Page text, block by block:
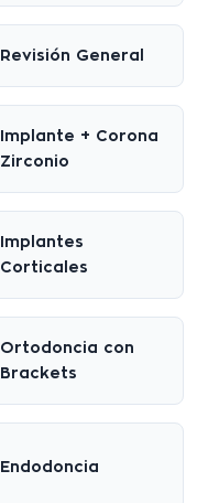
Revisión General
Implante + Corona
Zirconio
Implantes
Corticales
Ortodoncia con
Brackets
Endodoncia